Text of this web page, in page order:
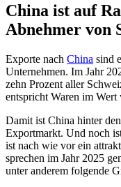
China ist auf
Abnehmer von
Exporte nach China sind
Unternehmen. Im Jahr
zehn Prozent aller
entspricht Waren im
Damit ist China hinter den
Exportmarkt. Und noch
ist nach wie vor ein
sprechen im Jahr 2025
unter anderem folgende